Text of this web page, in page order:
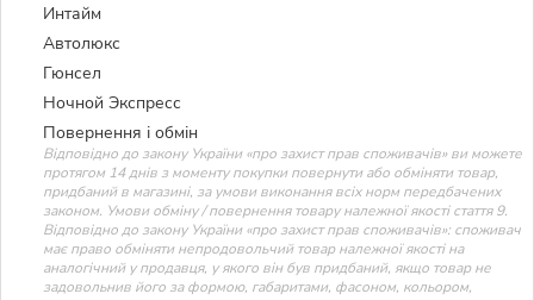
Интайм
Автолюкс
Гюнсел
Ночной Экспресс
Повернення і обмін
Відповідно до закону України «про захист прав споживачів» ви можете
протягом 14 днів з моменту покупки повернути або обміняти товар,
придбаний в магазині, за умови виконання всіх норм передбачених
законом. Умови обміну / повернення товару належної якості стаття 9.
Відповідно до закону України «про захист прав споживачів»: споживач
має право обміняти непродовольчий товар належної якості на
аналогічний у продавця, у якого він був придбаний, якщо товар не
задовольнив його за формою, габаритами, фасоном, кольором,